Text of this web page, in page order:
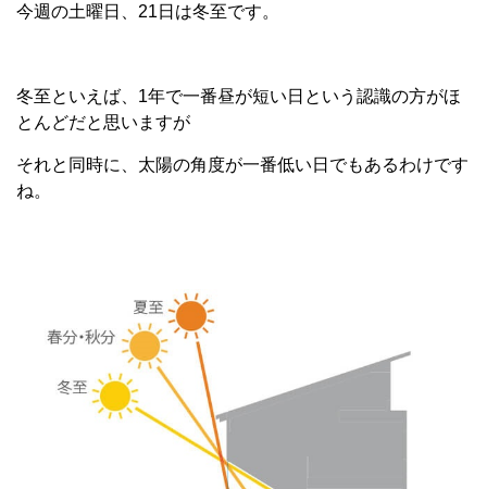
今週の土曜日、21日は冬至です。
冬至といえば、1年で一番昼が短い日という認識の方がほ
とんどだと思いますが
それと同時に、太陽の角度が一番低い日でもあるわけです
ね。